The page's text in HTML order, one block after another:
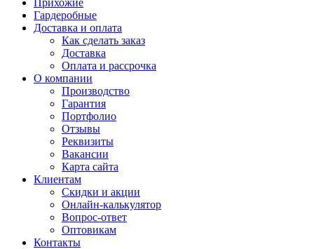
Прихожие
Гардеробные
Доставка и оплата
Как сделать заказ
Доставка
Оплата и рассрочка
О компании
Производство
Гарантия
Портфолио
Отзывы
Реквизиты
Вакансии
Карта сайта
Клиентам
Скидки и акции
Онлайн-калькулятор
Вопрос-ответ
Оптовикам
Контакты